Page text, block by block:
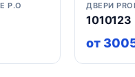
P.O ДВЕРИ
1010123
от